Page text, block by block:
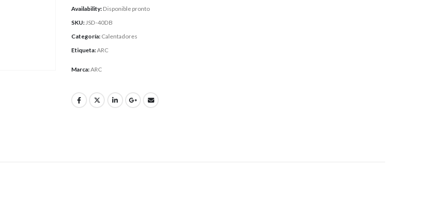
Availability: Disponible pronto
SKU:JSD-40DB
Categoría: Calentadores
Etiqueta:ARC
Marca:ARC